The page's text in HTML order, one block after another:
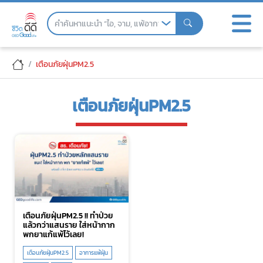
Skip
เตือนภัยฝุ่นPM2.5
เตือนภัยฝุ่นPM2.5
เตือนภัยฝุ่นPM2.5 !! ทำป่วย
แล้วกว่าแสนราย ใส่หน้ากาก
พกยาแก้แพ้ไว้เลย!
เตือนภัยฝุ่นPM2.5
อาการแพ้ฝุ่น